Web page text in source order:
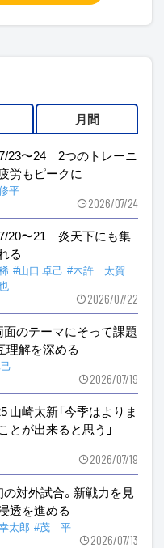
月間
7/23〜24 2つのトレーニ
労もピークに
平
2026/07/24
7/20〜21 炎天下にも集
る
#山口 卓己 #木許 太賀
2026/07/22
面のテーマにそって課題
理解を深める
2026/07/19
山崎太新「今季はよりま
とが出来ると思う」
2026/07/19
の対外試合。新戦力を見
透を進める
太郎 #茂 平
2026/07/13